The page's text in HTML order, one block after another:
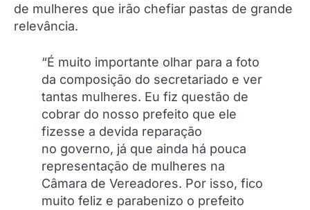
de mulheres que irão chefiar pastas de grande
relevância.
“É muito importante olhar para a foto
da composição do secretariado e ver
tantas mulheres. Eu fiz questão de
cobrar do nosso prefeito que ele
fizesse a devida reparação
no governo, já que ainda há pouca
representação de mulheres na
Câmara de Vereadores. Por isso, fico
muito feliz e parabenizo o prefeito